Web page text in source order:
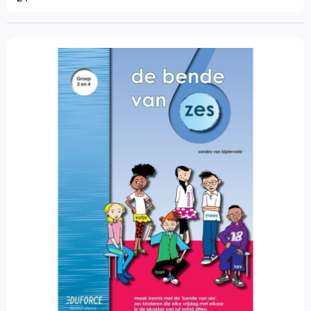
Wetenschap en techniek
Sociaal-emotionele ontwikkeling
Colorcards
De Coole Kikker
Diversen
Dobbelstenen
Hand- en vertelpoppen
Het Babbelspel
6 - 9 jaar(1)
9 - 12 jaar(2)
Materiaalkeuze
Antwoordenboeken
Werkboeken
Eduforce (3)
Filter op prijs